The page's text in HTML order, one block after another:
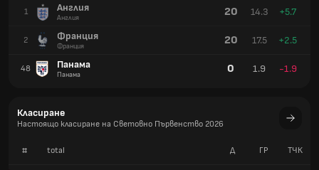
1 Англия
Англия 20 14.3 +5.7
2 Франция
Франция 20 17.5 +2.5
48 Панама
Панама 0 1.9 -1.9
Класиране
Настоящо класиране на Световно Първенство 2026
# total Д ГР TЧК